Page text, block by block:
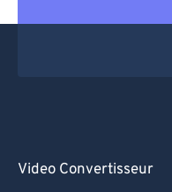
Video Convertisseur